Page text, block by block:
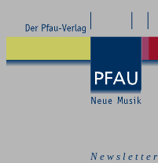
N e w s l e t t e r